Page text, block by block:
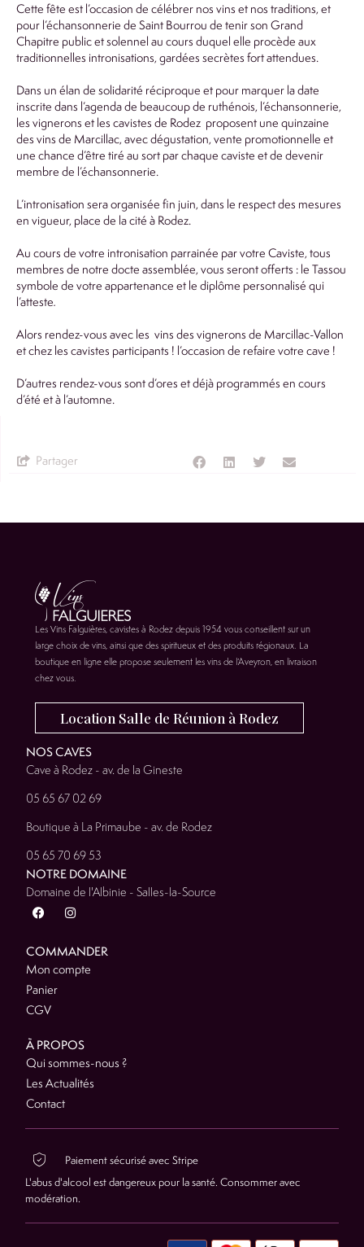
Cette fête est l’occasion de célébrer nos vins et nos traditions, et
pour l’échansonnerie de Saint Bourrou de tenir son Grand
Chapitre public et solennel au cours duquel elle procède aux
traditionnelles intronisations, gardées secrètes fort attendues.
Dans un élan de solidarité réciproque et pour marquer la date
inscrite dans l’agenda de beaucoup de ruthénois, l’échansonnerie,
les vignerons et les cavistes de Rodez proposent une quinzaine
des vins de Marcillac, avec dégustation, vente promotionnelle et
une chance d’être tiré au sort par chaque caviste et de devenir
membre de l’échansonnerie.
L’intronisation sera organisée fin juin, dans le respect des mesures
en vigueur, place de la cité à Rodez.
Au cours de votre intronisation parrainée par votre Caviste, tous
membres de notre docte assemblée, vous seront offerts : le Tassou
symbole de votre appartenance et le diplôme personnalisé qui
l’atteste.
Alors rendez-vous avec les vins des vignerons de Marcillac-Vallon
et chez les cavistes participants ! l’occasion de refaire votre cave !
D’autres rendez-vous sont d’ores et déjà programmés en cours
d’été et à l’automne.
Partager
Les Vins Falguières, cavistes à Rodez depuis 1954 vous conseillent sur un
large choix de vins, ainsi que des spiritueux et des produits régionaux. La
boutique en ligne elle propose seulement les vins de l’Aveyron, en livraison
chez vous.
Location Salle de Réunion à Rodez
NOS CAVES
Cave à Rodez - av. de la Gineste
05 65 67 02 69
Boutique à La Primaube - av. de Rodez
05 65 70 69 53
NOTRE DOMAINE
Domaine de l'Albinie - Salles-la-Source
COMMANDER
Mon compte
Panier
CGV
À PROPOS
Qui sommes-nous ?
Les Actualités
Contact
Paiement sécurisé avec Stripe
L'abus d'alcool est dangereux pour la santé. Consommer avec
modération.